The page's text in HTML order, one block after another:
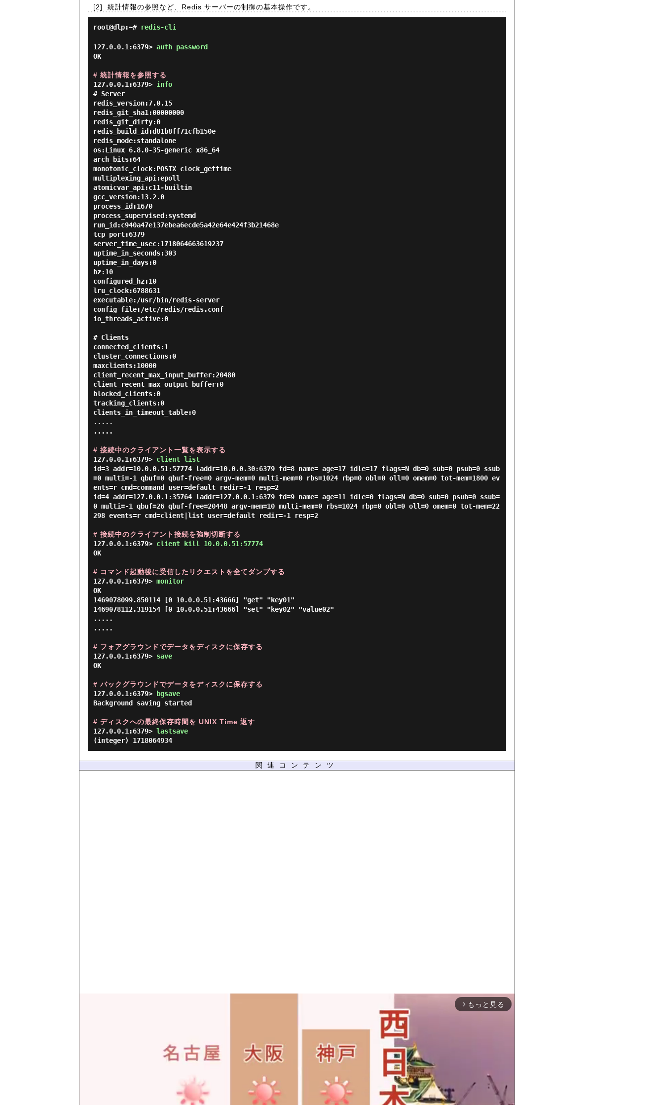
[2] 統計情報の参照など、Redis サーバーの制御の基本操作です。
root@dlp:~# redis-cli
127.0.0.1:6379> auth password
OK
# 統計情報を参照する
127.0.0.1:6379> info
# Server
redis_version:7.0.15
redis_git_sha1:00000000
redis_git_dirty:0
redis_build_id:d81b8ff71cfb150e
redis_mode:standalone
os:Linux 6.8.0-35-generic x86_64
arch_bits:64
monotonic_clock:POSIX clock_gettime
multiplexing_api:epoll
atomicvar_api:c11-builtin
gcc_version:13.2.0
process_id:1670
process_supervised:systemd
run_id:c940a47e137ebea6ecde5a42e64e424f3b21468e
tcp_port:6379
server_time_usec:1718064663619237
uptime_in_seconds:303
uptime_in_days:0
hz:10
configured_hz:10
lru_clock:6788631
executable:/usr/bin/redis-server
config_file:/etc/redis/redis.conf
io_threads_active:0
# Clients
connected_clients:1
cluster_connections:0
maxclients:10000
client_recent_max_input_buffer:20480
client_recent_max_output_buffer:0
blocked_clients:0
tracking_clients:0
clients_in_timeout_table:0
.....
.....
# 接続中のクライアント一覧を表示する
127.0.0.1:6379> client list
id=3 addr=10.0.0.51:57774 laddr=10.0.0.30:6379 fd=8 name= age=17 idle=17 flags=N db=0 sub=0 psub=0 ssub
=0 multi=-1 qbuf=0 qbuf-free=0 argv-mem=0 multi-mem=0 rbs=1024 rbp=0 obl=0 oll=0 omem=0 tot-mem=1800 ev
ents=r cmd=command user=default redir=-1 resp=2
id=4 addr=127.0.0.1:35764 laddr=127.0.0.1:6379 fd=9 name= age=11 idle=0 flags=N db=0 sub=0 psub=0 ssub=
0 multi=-1 qbuf=26 qbuf-free=20448 argv-mem=10 multi-mem=0 rbs=1024 rbp=0 obl=0 oll=0 omem=0 tot-mem=22
298 events=r cmd=client|list user=default redir=-1 resp=2
# 接続中のクライアント接続を強制切断する
127.0.0.1:6379> client kill 10.0.0.51:57774
OK
# コマンド起動後に受信したリクエストを全てダンプする
127.0.0.1:6379> monitor
OK
1469078099.850114 [0 10.0.0.51:43666] "get" "key01"
1469078112.319154 [0 10.0.0.51:43666] "set" "key02" "value02"
.....
.....
# フォアグラウンドでデータをディスクに保存する
127.0.0.1:6379> save
OK
# バックグラウンドでデータをディスクに保存する
127.0.0.1:6379>
bgsave
Background saving started
# ディスクへの最終保存時間を UNIX Time 返す
127.0.0.1:6379> lastsave
関連コンテンツ
arrow_forward_ios もっと見る